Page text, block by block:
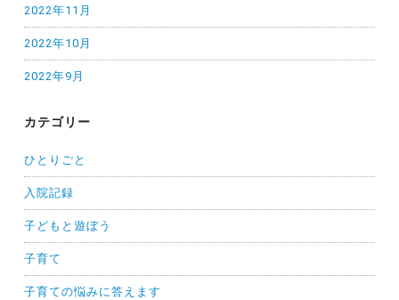
2022年11月
2022年10月
2022年9月
カテゴリー
ひとりごと
入院記録
子どもと遊ぼう
子育て
子育ての悩みに答えます